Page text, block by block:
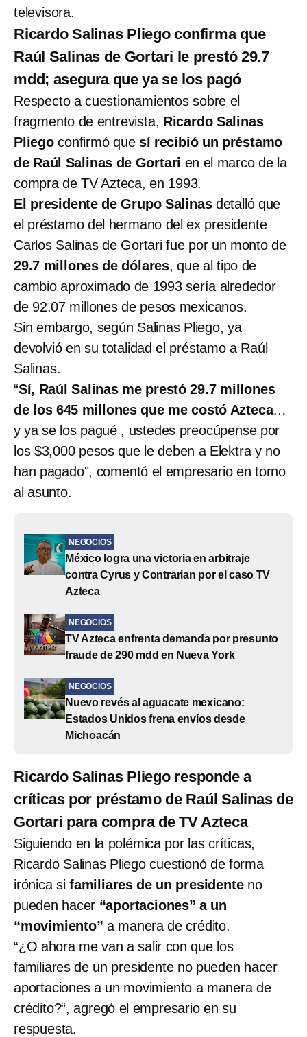
televisora.
Ricardo Salinas Pliego confirma que
Raúl Salinas de Gortari le prestó 29.7
mdd; asegura que ya se los pagó
Respecto a cuestionamientos sobre el
fragmento de entrevista, Ricardo Salinas
Pliegoconfirmó que sí recibió un préstamo
de Raúl Salinas de Gortari en el marco de la
compra de TV Azteca, en 1993.
El presidente de Grupo Salinas detalló que
el préstamo del hermano del ex presidente
Carlos Salinas de Gortari fue por un monto de
29.7 millones de dólares, que al tipo de
cambio aproximado de 1993 sería alrededor
de 92.07 millones de pesos mexicanos.
Sin embargo, según Salinas Pliego, ya
devolvió en su totalidad el préstamo a Raúl
Salinas.
“Sí, Raúl Salinas me prestó 29.7 millones
de los 645 millones que me costó Azteca…
y ya se los pagué , ustedes preocúpense por
los $3,000 pesos que le deben a Elektra y no
han pagado", comentó el empresario en torno
al asunto.
NEGOCIOS
México logra una victoria en arbitraje
contra Cyrus y Contrarian por el caso TV
Azteca
NEGOCIOS
TV Azteca enfrenta demanda por presunto
fraude de 290 mdd en Nueva York
NEGOCIOS
Nuevo revés al aguacate mexicano:
Estados Unidos frena envíos desde
Michoacán
Ricardo Salinas Pliego responde a
críticas por préstamo de Raúl Salinas de
Gortari para compra de TV Azteca
Siguiendo en la polémica por las críticas,
Ricardo Salinas Pliego cuestionó de forma
irónica sifamiliares de un presidenteno
pueden hacer “aportaciones” a un
“movimiento” a manera de crédito.
“¿O ahora me van a salir con que los
familiares de un presidente no pueden hacer
aportaciones a un movimiento a manera de
crédito?“, agregó el empresario en su
respuesta.